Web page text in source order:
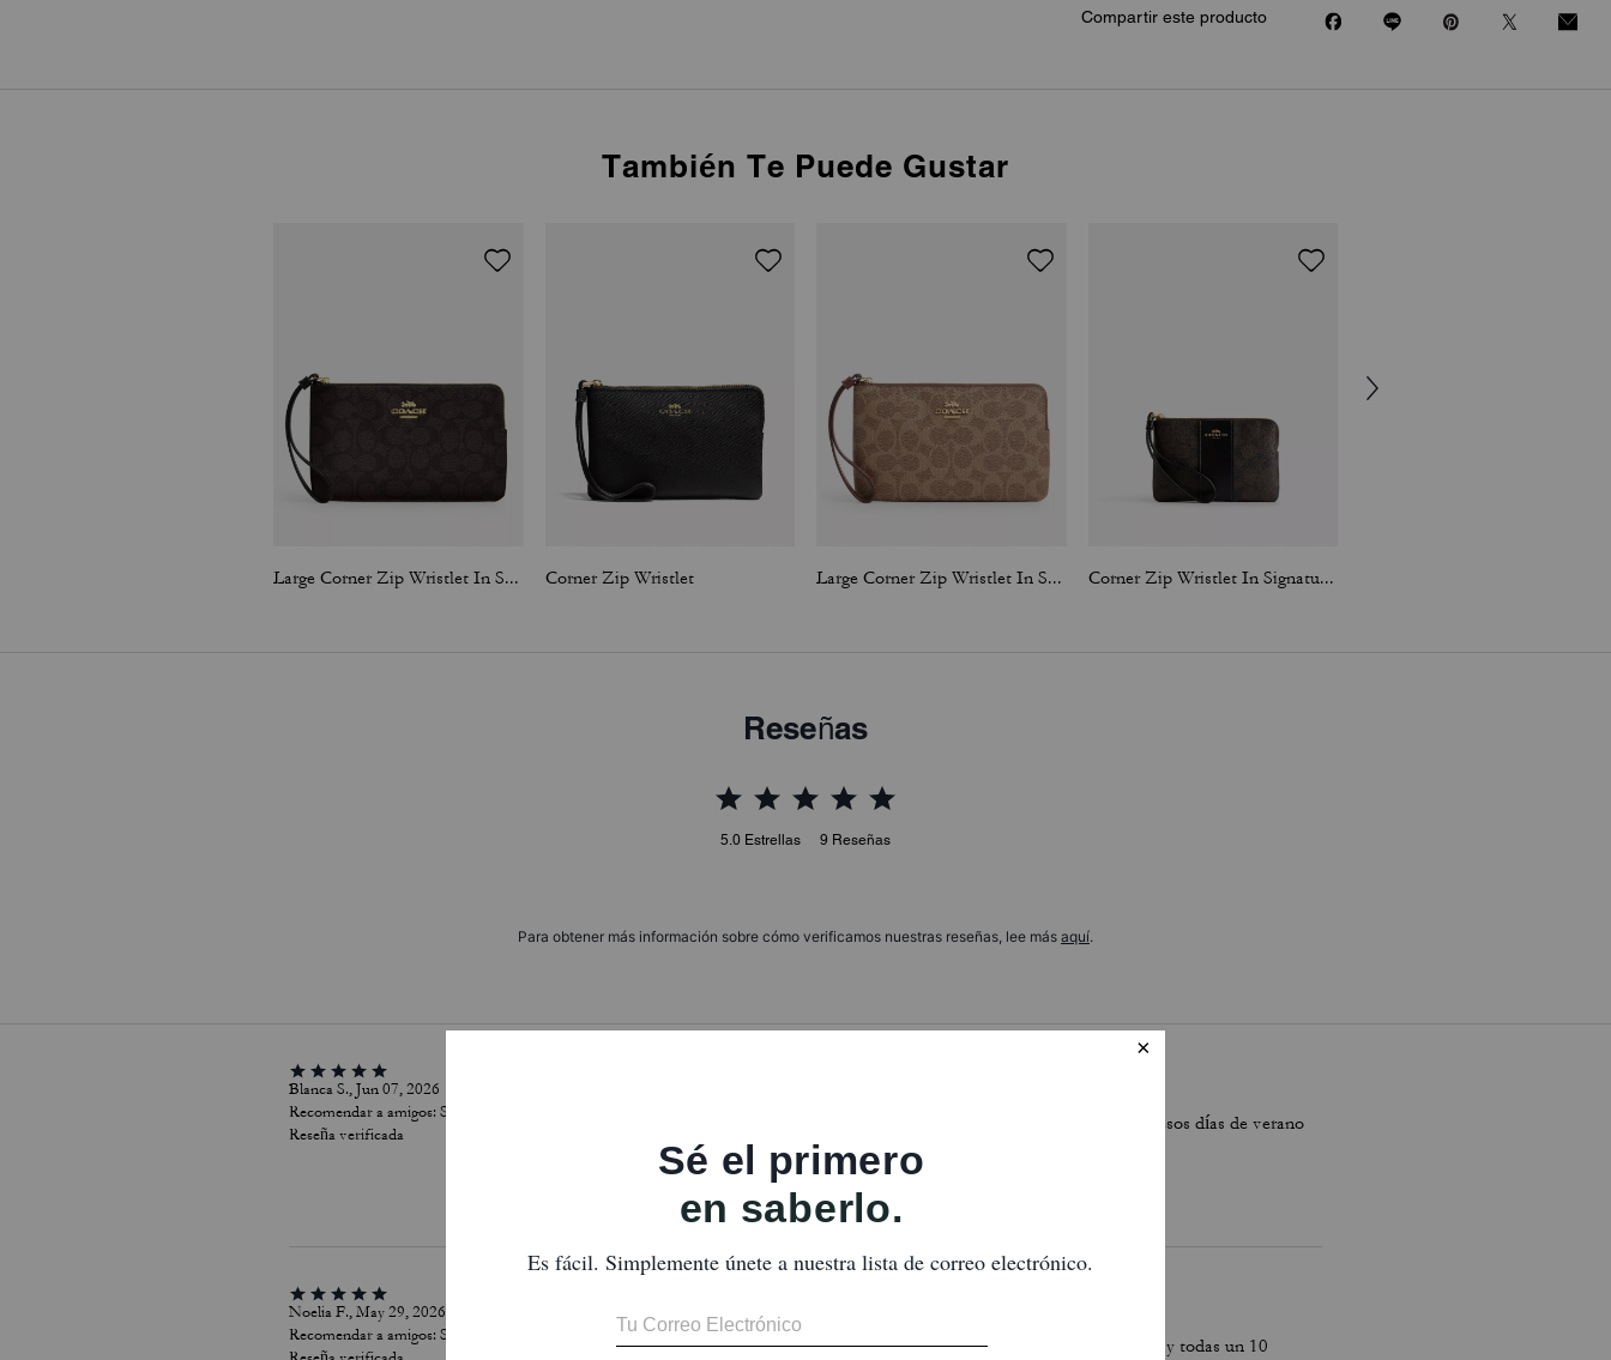
Compartir este producto
También Te Puede Gustar
Large Corner Zip Wristlet In Signature Canvas Corner Zip Wristlet Large Corner Zip Wristlet In Signature Canvas Corner Zip Wristlet In Signature Canvas With Stripe
Reseñas
5.0 Estrellas 9 Reseñas
Para obtener más información sobre cómo verificamos nuestras reseñas, lee más aquí.
Blanca S., Jun 07, 2026
Recomendar a amigos: Sí
Reseña verificada
Tamaño perfecto y el color muy veraniego y bonito, justo lo que yo quería, para esos días de verano
en los que no llevas bolso y quieres ir ligera
¿Te ha resultado útil esta reseña? 0
Noelia F., May 29, 2026
Recomendar a amigos: Sí
Me gustó sobre todo el trato de las chicas que son encantadoras como Laia, Mari y todas un 10